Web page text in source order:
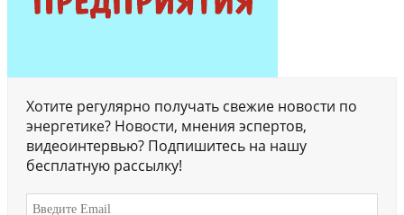
Хотите регулярно получать свежие новости по
энергетике? Новости, мнения эспертов,
видеоинтервью? Подпишитесь на нашу
бесплатную рассылку!